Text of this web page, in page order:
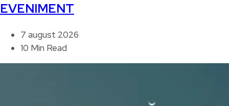
EVENIMENT
7 august 2026
10 Min Read